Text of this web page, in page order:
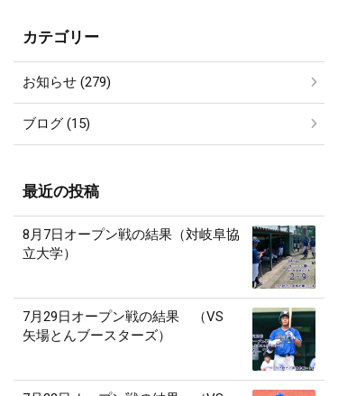
カテゴリー
お知らせ (279)
ブログ (15)
最近の投稿
8月7日オープン戦の結果（対岐阜協
立大学）
7月29日オープン戦の結果 （VS
矢場とんブースターズ）